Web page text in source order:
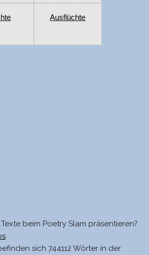
Ausflüchte
beim Poetry Slam präsentieren?
sich 744112 Wörter in der